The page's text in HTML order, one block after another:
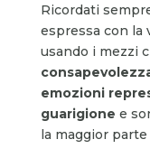
Ricordati
espressa con la
usando i mezzi
emozioni
guarigione e
la maggior